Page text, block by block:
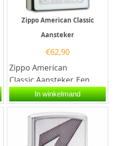
Zippo American Classic
Aansteker
€62,90
Zippo American
Classic Aansteker. Een
Zippo is een kwalitatief...
In winkelmand